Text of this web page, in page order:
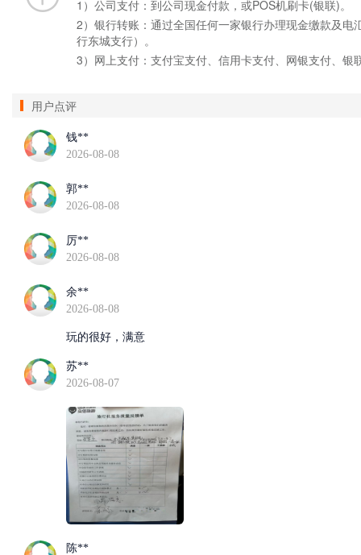
1）公司支付：到公司现金付款，或POS机刷卡(银联)。
2）银行转账：通过全国任何一家银行办理现金缴款及
行东城支行）。
3）网上支付：支付宝支付、信用卡支付、网银支付、银
用户点评
钱**
2026-08-08
郭**
2026-08-08
厉**
2026-08-08
余**
2026-08-08
玩的很好，满意
苏**
2026-08-07
陈**